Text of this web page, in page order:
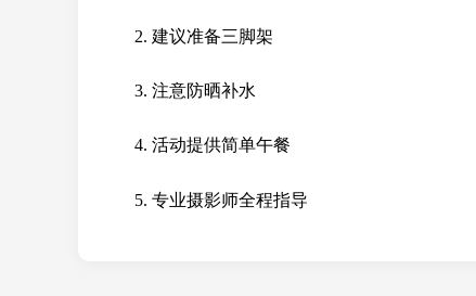
2. 建议准备三脚架
3. 注意防晒补水
4. 活动提供简单午餐
5. 专业摄影师全程指导